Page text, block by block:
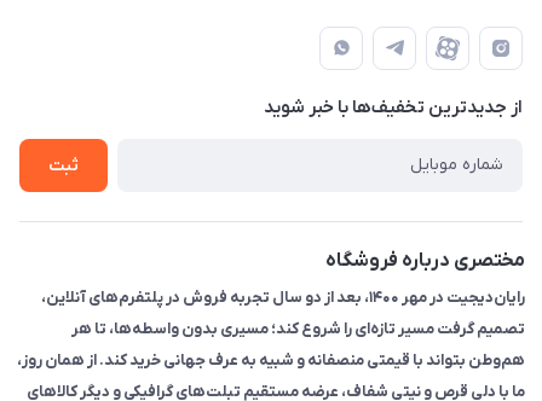
حضوری از قبل با پشتیبان های فروشگاه هماهنگ کنید)
لیست محصولات
تماس با ما
قوانین و مقررات
حریم خصوصی
راهنما
از جدید‌ترین تخفیف‌ها با‌ خبر شوید
ثبت
مختصری درباره فروشگاه
رایان‌دیجیت در مهر ۱۴۰۰، بعد از دو سال تجربه فروش در پلتفرم‌های آنلاین،
تصمیم گرفت مسیر تازه‌ای را شروع کند؛ مسیری بدون واسطه‌ها، تا هر
هم‌وطن بتواند با قیمتی منصفانه و شبیه به عرف جهانی خرید کند. از همان روز،
ما با دلی قرص و نیتی شفاف، عرضه مستقیم تبلت‌های گرافیکی و دیگر کالاهای